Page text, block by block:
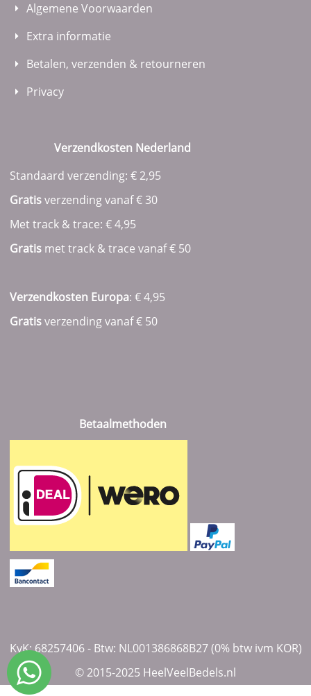
Algemene Voorwaarden
Extra informatie
Betalen, verzenden & retourneren
Privacy
Verzendkosten Nederland
Standaard verzending: € 2,95
Gratisverzending vanaf € 30
Met track & trace: € 4,95
Gratis met track & trace vanaf€ 50
Verzendkosten Europa: € 4,95
Gratisverzending vanaf € 50
Betaalmethoden
KvK: 68257406 - Btw: NL001386868B27 (0% btw ivm KOR)
© 2015-2025 HeelVeelBedels.nl